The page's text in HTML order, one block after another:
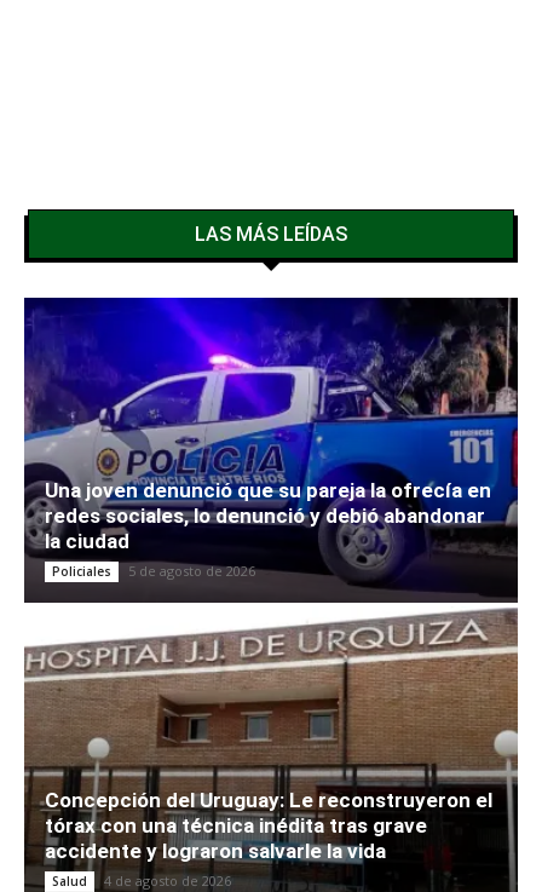
LAS MÁS LEÍDAS
Una joven denunció que su pareja la ofrecía en
redes sociales, lo denunció y debió abandonar
la ciudad
Policiales 5 de agosto de 2026
Concepción del Uruguay: Le reconstruyeron el
tórax con una técnica inédita tras grave
accidente y lograron salvarle la vida
Salud 4 de agosto de 2026